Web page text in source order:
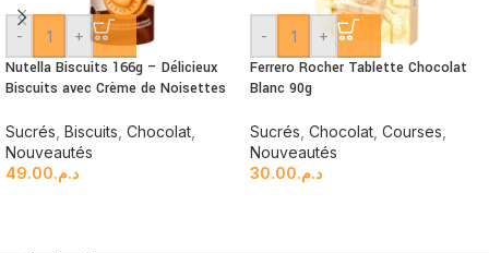
- +
Nutella Biscuits 166g – Délicieux
Biscuits avec Crème de Noisettes
Sucrés Biscuits Chocolat
Nouveautés
د.م.49.00
- +
Ferrero Rocher Tablette Chocolat
Blanc 90g
Sucrés Chocolat Courses
Nouveautés
د.م.30.00